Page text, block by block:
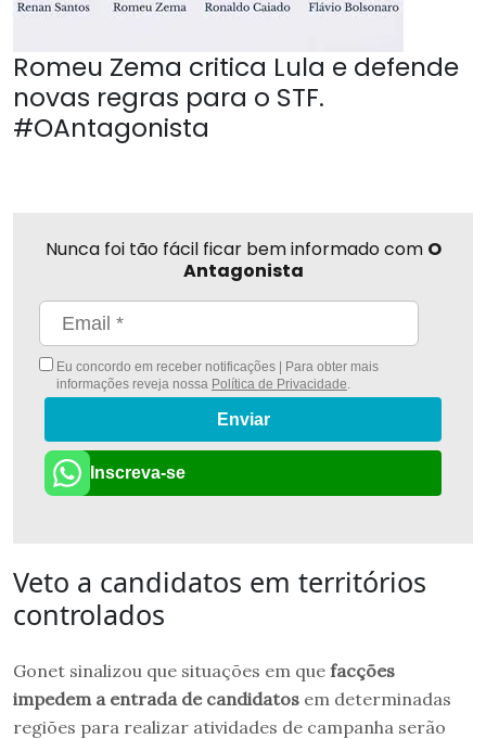
Romeu Zema critica Lula e defende
novas regras para o STF.
#OAntagonista
Nunca foi tão fácil ficar bem informado com O
Antagonista
Eu concordo em receber notificações | Para obter mais
informações reveja nossa Política de Privacidade.
Enviar
Inscreva-se
Veto a candidatos em territórios
controlados
Gonet sinalizou que situações em que facções
impedem a entrada de candidatos em determinadas
regiões para realizar atividades de campanha serão